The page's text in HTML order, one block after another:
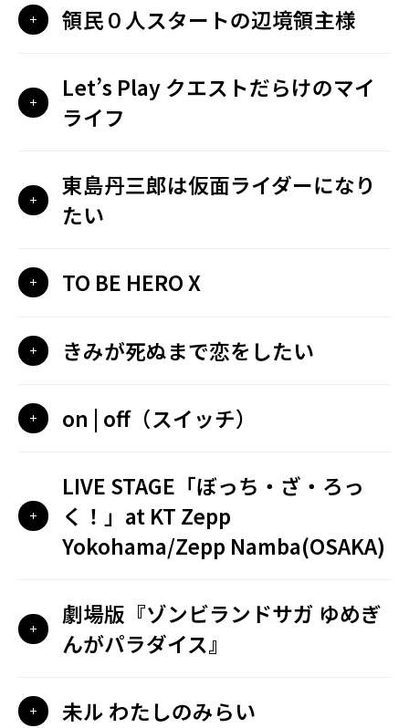
領民０人スタートの辺境領主様
Let’s Play クエストだらけのマイ
ライフ
東島丹三郎は仮面ライダーになり
たい
TO BE HERO X
きみが死ぬまで恋をしたい
on | off（スイッチ）
LIVE STAGE「ぼっち・ざ・ろっ
く！」at KT Zepp
Yokohama/Zepp Namba(OSAKA)
劇場版『ゾンビランドサガ ゆめぎ
んがパラダイス』
未ル わたしのみらい